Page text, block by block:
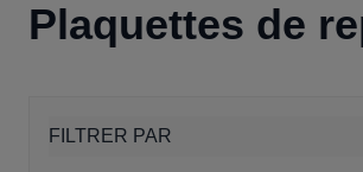
Plaquettes de
FILTRER PAR